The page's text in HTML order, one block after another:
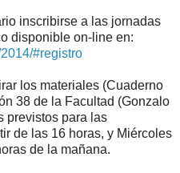
inscribirse a las jornadas
disponible on-line en:
#registro
los materiales (Cuaderno
38 de la Facultad (Gonzalo
previstos para las
de las 16 horas, y Miércoles
de la mañana.